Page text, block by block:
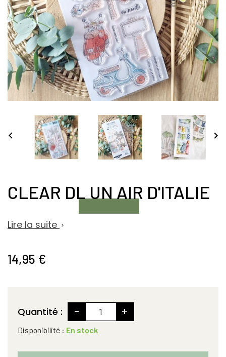
 
CLEAR DL UN AIR D'ITALIE
Lire la suite 
14,95 €
Quantité : - +
Disponibilité : En stock